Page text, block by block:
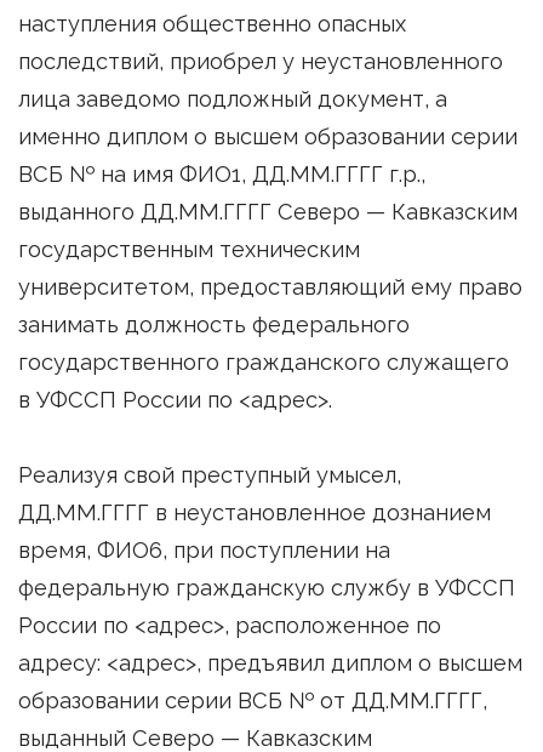
наступления общественно опасных
последствий, приобрел у неустановленного
лица заведомо подложный документ, а
именно диплом о высшем образовании серии
ВСБ № на имя ФИО1, ДД.ММ.ГГГГ г.р.,
выданного ДД.ММ.ГГГГ Северо — Кавказским
государственным техническим
университетом, предоставляющий ему право
занимать должность федерального
государственного гражданского служащего
в УФССП России по <адрес>.
Реализуя свой преступный умысел,
ДД.ММ.ГГГГ в неустановленное дознанием
время, ФИО6, при поступлении на
федеральную гражданскую службу в УФССП
России по <адрес>, расположенное по
адресу: <адрес>, предъявил диплом о высшем
образовании серии ВСБ № от ДД.ММ.ГГГГ,
выданный Северо — Кавказским